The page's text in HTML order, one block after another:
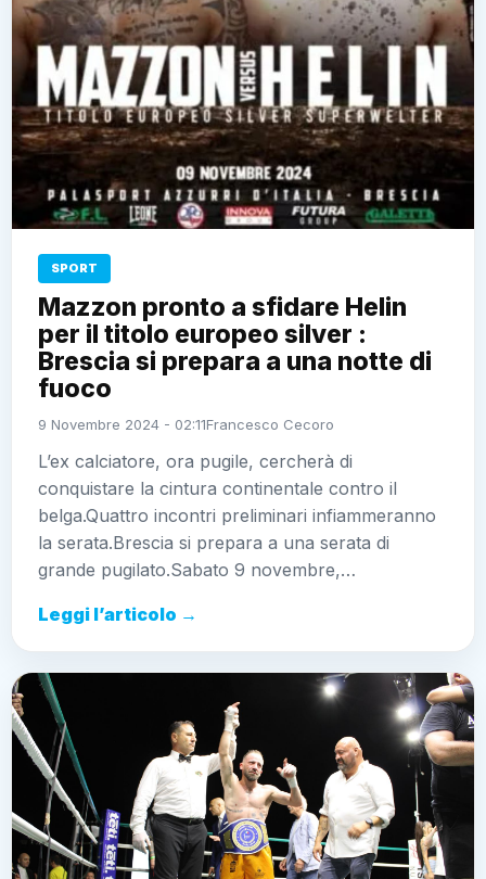
SPORT
Mazzon pronto a sfidare Helin
per il titolo europeo silver :
Brescia si prepara a una notte di
fuoco
9 Novembre 2024 - 02:11Francesco Cecoro
L’ex calciatore, ora pugile, cercherà di
conquistare la cintura continentale contro il
belga.Quattro incontri preliminari infiammeranno
la serata.Brescia si prepara a una serata di
grande pugilato.Sabato 9 novembre,…
Leggi l’articolo →